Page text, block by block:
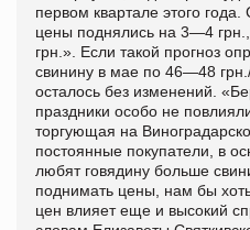
первом квартале этого
цены поднялись на 3—4
грн.». Если такой прогноз
свинину в мае по 46—48 грн./
осталось без изменений.
праздники особо не
торгующая на
постоянные покупатели, в
любят говядину больше
поднимать цены, нам бы
цен влияет еще и высокий